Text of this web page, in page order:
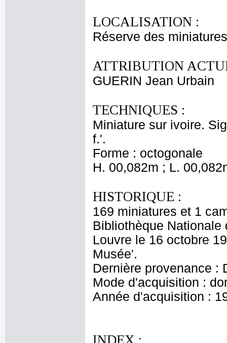
LOCALISATION :
Réserve des
ATTRIBUTION
GUERIN Jean Urbain
TECHNIQUES :
Miniature sur ivoire.
f.'.
Forme : octogonale
H. 00,082m ; L.
HISTORIQUE :
169 miniatures et 1
Bibliothèque Nationale
Louvre le 16 octobre
Musée'.
Dernière provenance :
Mode d'acquisition :
Année d'acquisition :
INDEX :